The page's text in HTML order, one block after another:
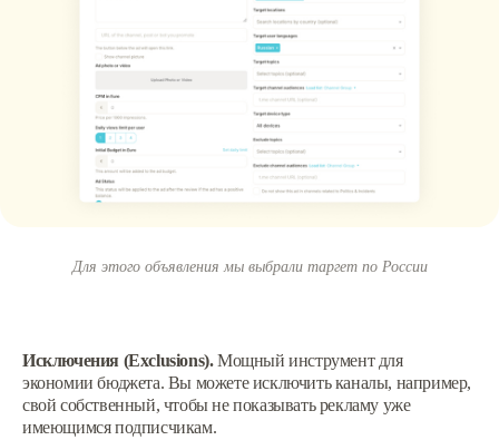
Для этого объявления мы выбрали таргет по России
Исключения (Exclusions).Мощный инструмент для
экономии бюджета. Вы можете исключить каналы, например,
свой собственный, чтобы не показывать рекламу уже
имеющимся подписчикам.